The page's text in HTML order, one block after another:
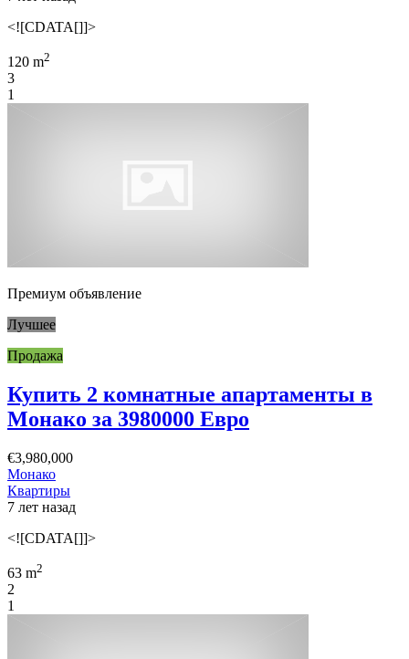
<![CDATA[]]>
120 m2
3
1
Премиум объявление
Лучшее
Продажа
Купить 2 комнатные апартаменты в
Монако за 3980000 Евро
€3,980,000
Монако
Квартиры
7 лет назад
<![CDATA[]]>
63 m2
2
1